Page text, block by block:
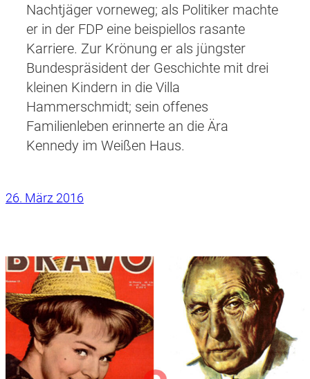
Nachtjäger vorneweg; als Politiker machte
er in der FDP eine beispiellos rasante
Karriere. Zur Krönung er als jüngster
Bundespräsident der Geschichte mit drei
kleinen Kindern in die Villa
Hammerschmidt; sein offenes
Familienleben erinnerte an die Ära
Kennedy im Weißen Haus.
26. März 2016